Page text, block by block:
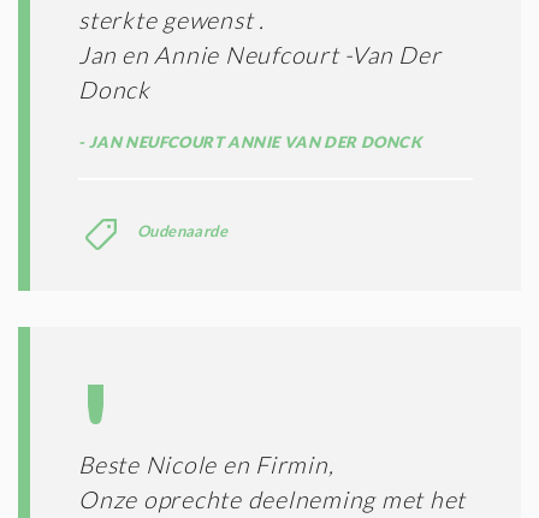
sterkte gewenst .
Jan en Annie Neufcourt -Van Der
Donck
JAN NEUFCOURT ANNIE VAN DER DONCK
Oudenaarde
Beste Nicole en Firmin,
Onze oprechte deelneming met het